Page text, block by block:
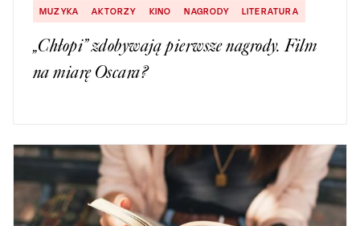
MUZYKA AKTORZY KINO NAGRODY LITERATURA
„Chłopi” zdobywają pierwsze nagrody. Film
na miarę Oscara?